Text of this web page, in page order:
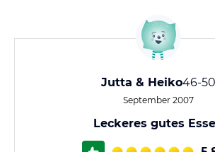
Jutta & Heiko46-50
September 2007
Leckeres gutes